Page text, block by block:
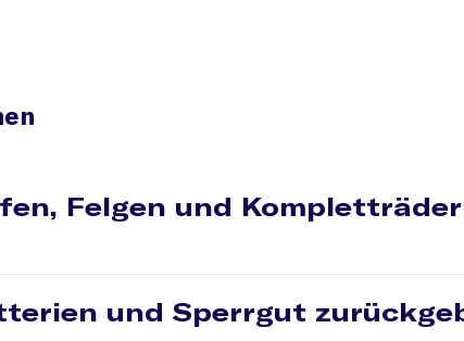
Felgen und Kompletträder
.
und Sperrgut